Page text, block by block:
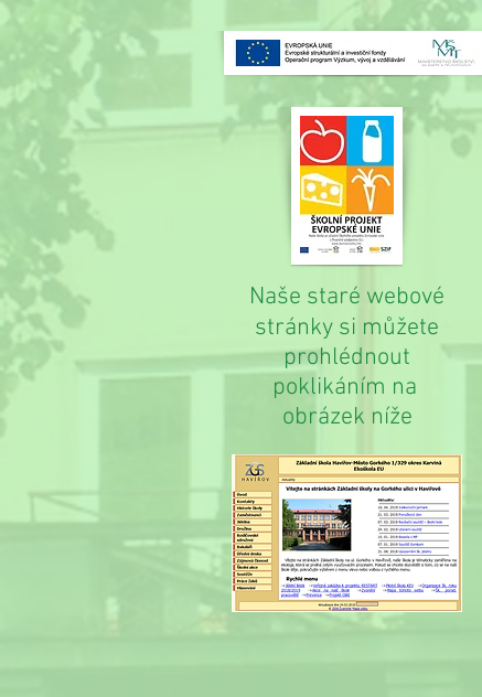
Naše staré webové
stránky si můžete
prohlédnout
poklikáním na
obrázek níže